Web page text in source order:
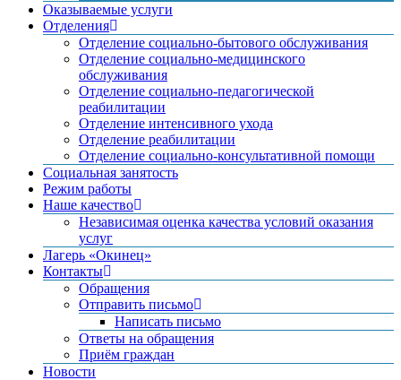
Оказываемые услуги
Отделения
Отделение социально-бытового обслуживания
Отделение социально-медицинского
обслуживания
Отделение социально-педагогической
реабилитации
Отделение интенсивного ухода
Отделение реабилитации
Отделение социально-консультативной помощи
Социальная занятость
Режим работы
Наше качество
Независимая оценка качества условий оказания
услуг
Лагерь «Окинец»
Контакты
Обращения
Отправить письмо
Написать письмо
Ответы на обращения
Приём граждан
Новости